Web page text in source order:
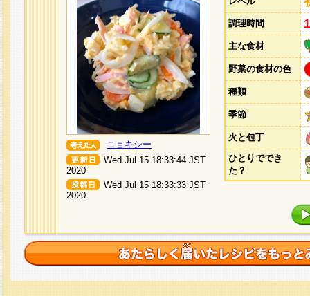
ニョキシー
Wed Jul 15 18:33:44 JST
2020
Wed Jul 15 18:33:33 JST
2020
調理時間
主な食材
野菜の食材の色
種類
季節
火と包丁
ひとりででき
た？